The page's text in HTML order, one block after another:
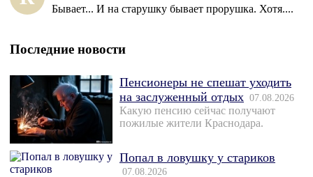
Бывает... И на старушку бывает прорушка. Хотя....
Последние новости
Пенсионеры не спешат уходить
на заслуженный отдых 07.08.2026
Какую пенсию сейчас получают
пожилые жители Краснодара.
Попал в ловушку у стариков
07.08.2026